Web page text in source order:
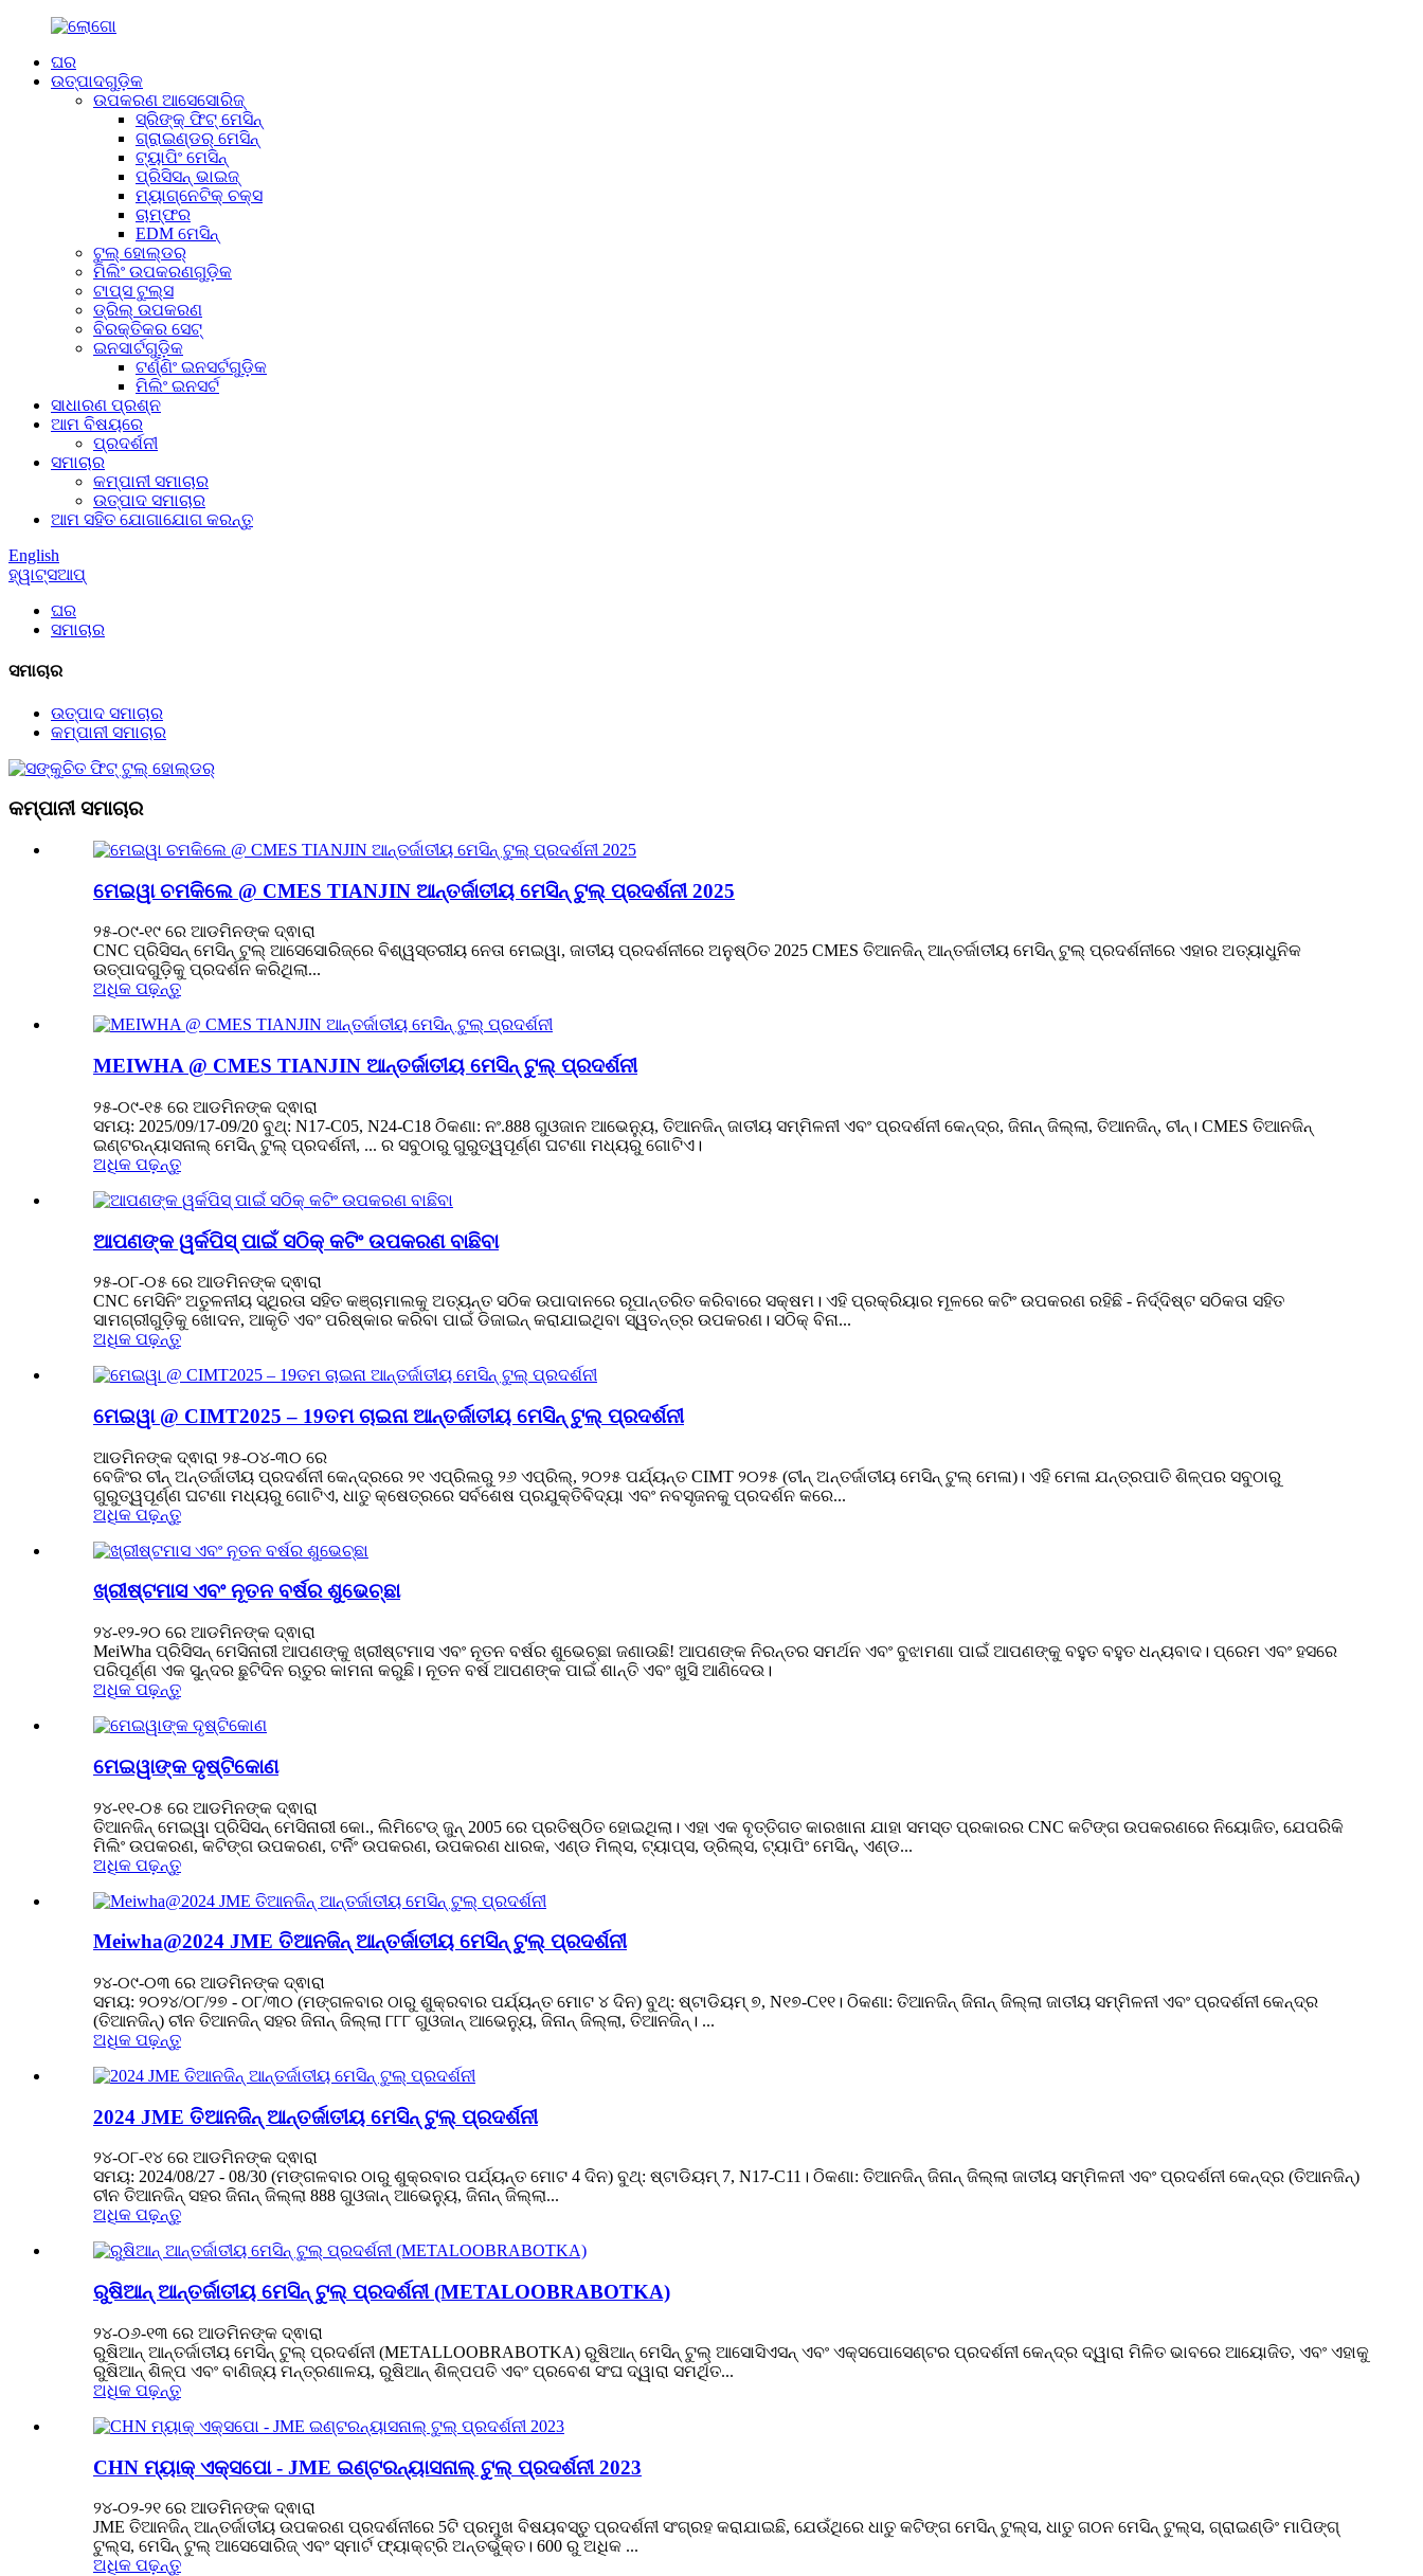
ଘର
ଉତ୍ପାଦଗୁଡ଼ିକ
ଉପକରଣ ଆସେସୋରିଜ୍
ସ୍ରିଙ୍କ୍ ଫିଟ୍ ମେସିନ୍
ଗ୍ରାଇଣ୍ଡର୍ ମେସିନ୍
ଟ୍ୟାପିଂ ମେସିନ୍
ପ୍ରିସିସନ୍ ଭାଇଜ୍
ମ୍ୟାଗ୍ନେଟିକ୍ ଚକ୍ସ
ଚାମ୍ଫର
EDM ମେସିନ୍
ଟୁଲ୍ ହୋଲ୍ଡର୍
ମିଲିଂ ଉପକରଣଗୁଡ଼ିକ
ଟାପ୍ସ ଟୁଲ୍ସ
ଡ୍ରିଲ୍ ଉପକରଣ
ବିରକ୍ତିକର ସେଟ୍
ଇନସାର୍ଟଗୁଡ଼ିକ
ଟର୍ଣ୍ଣିଂ ଇନସର୍ଟଗୁଡ଼ିକ
ମିଲିଂ ଇନସର୍ଟ
ସାଧାରଣ ପ୍ରଶ୍ନ
ଆମ ବିଷୟରେ
ପ୍ରଦର୍ଶନୀ
ସମାଚାର
କମ୍ପାନୀ ସମାଚାର
ଉତ୍ପାଦ ସମାଚାର
ଆମ ସହିତ ଯୋଗାଯୋଗ କରନ୍ତୁ
English
ହ୍ୱାଟ୍ସଆପ୍
ଘର
ସମାଚାର
ସମାଚାର
ଉତ୍ପାଦ ସମାଚାର
କମ୍ପାନୀ ସମାଚାର
କମ୍ପାନୀ ସମାଚାର
ମେଇୱା ଚମକିଲେ @ CMES TIANJIN ଆନ୍ତର୍ଜାତୀୟ ମେସିନ୍ ଟୁଲ୍ ପ୍ରଦର୍ଶନୀ 2025
୨୫-୦୯-୧୯ ରେ ଆଡମିନଙ୍କ ଦ୍ଵାରା
CNC ପ୍ରିସିସନ୍ ମେସିନ୍ ଟୁଲ୍ ଆସେସୋରିଜ୍‌ରେ ବିଶ୍ୱସ୍ତରୀୟ ନେତା ମେଇୱା, ଜାତୀୟ ପ୍ରଦର୍ଶନୀରେ ଅନୁଷ୍ଠିତ 2025 CMES ତିଆନଜିନ୍ ଆନ୍ତର୍ଜାତୀୟ ମେସିନ୍ ଟୁଲ୍ ପ୍ରଦର୍ଶନୀରେ ଏହାର ଅତ୍ୟାଧୁନିକ
ଉତ୍ପାଦଗୁଡ଼ିକୁ ପ୍ରଦର୍ଶନ କରିଥିଲା...
ଅଧିକ ପଢ଼ନ୍ତୁ
MEIWHA @ CMES TIANJIN ଆନ୍ତର୍ଜାତୀୟ ମେସିନ୍ ଟୁଲ୍ ପ୍ରଦର୍ଶନୀ
୨୫-୦୯-୧୫ ରେ ଆଡମିନଙ୍କ ଦ୍ଵାରା
ସମୟ: 2025/09/17-09/20 ବୁଥ୍: N17-C05, N24-C18 ଠିକଣା: ନଂ.888 ଗୁଓଜାନ ଆଭେନ୍ୟୁ, ତିଆନଜିନ୍ ଜାତୀୟ ସମ୍ମିଳନୀ ଏବଂ ପ୍ରଦର୍ଶନୀ କେନ୍ଦ୍ର, ଜିନାନ୍ ଜିଲ୍ଲା, ତିଆନଜିନ୍, ଚୀନ୍। CMES ତିଆନଜିନ୍
ଇଣ୍ଟରନ୍ୟାସନାଲ୍ ମେସିନ୍ ଟୁଲ୍ ପ୍ରଦର୍ଶନୀ, ... ର ସବୁଠାରୁ ଗୁରୁତ୍ୱପୂର୍ଣ୍ଣ ଘଟଣା ମଧ୍ୟରୁ ଗୋଟିଏ।
ଅଧିକ ପଢ଼ନ୍ତୁ
ଆପଣଙ୍କ ୱର୍କପିସ୍ ପାଇଁ ସଠିକ୍ କଟିଂ ଉପକରଣ ବାଛିବା
୨୫-୦୮-୦୫ ରେ ଆଡମିନଙ୍କ ଦ୍ଵାରା
CNC ମେସିନିଂ ଅତୁଳନୀୟ ସ୍ଥିରତା ସହିତ କଞ୍ଚାମାଲକୁ ଅତ୍ୟନ୍ତ ସଠିକ ଉପାଦାନରେ ରୂପାନ୍ତରିତ କରିବାରେ ସକ୍ଷମ। ଏହି ପ୍ରକ୍ରିୟାର ମୂଳରେ କଟିଂ ଉପକରଣ ରହିଛି - ନିର୍ଦ୍ଦିଷ୍ଟ ସଠିକତା ସହିତ
ସାମଗ୍ରୀଗୁଡ଼ିକୁ ଖୋଦନ, ଆକୃତି ଏବଂ ପରିଷ୍କାର କରିବା ପାଇଁ ଡିଜାଇନ୍ କରାଯାଇଥିବା ସ୍ୱତନ୍ତ୍ର ଉପକରଣ। ସଠିକ୍ ବିନା...
ଅଧିକ ପଢ଼ନ୍ତୁ
ମେଇୱା @ CIMT2025 – 19ତମ ଚାଇନା ଆନ୍ତର୍ଜାତୀୟ ମେସିନ୍ ଟୁଲ୍ ପ୍ରଦର୍ଶନୀ
ଆଡମିନଙ୍କ ଦ୍ଵାରା ୨୫-୦୪-୩୦ ରେ
ବେଜିଂର ଚୀନ୍ ଅନ୍ତର୍ଜାତୀୟ ପ୍ରଦର୍ଶନୀ କେନ୍ଦ୍ରରେ ୨୧ ଏପ୍ରିଲରୁ ୨୬ ଏପ୍ରିଲ୍, ୨୦୨୫ ପର୍ଯ୍ୟନ୍ତ CIMT ୨୦୨୫ (ଚୀନ୍ ଅନ୍ତର୍ଜାତୀୟ ମେସିନ୍ ଟୁଲ୍ ମେଳା)। ଏହି ମେଳା ଯନ୍ତ୍ରପାତି ଶିଳ୍ପର ସବୁଠାରୁ
ଗୁରୁତ୍ୱପୂର୍ଣ୍ଣ ଘଟଣା ମଧ୍ୟରୁ ଗୋଟିଏ, ଧାତୁ କ୍ଷେତ୍ରରେ ସର୍ବଶେଷ ପ୍ରଯୁକ୍ତିବିଦ୍ୟା ଏବଂ ନବସୃଜନକୁ ପ୍ରଦର୍ଶନ କରେ...
ଅଧିକ ପଢ଼ନ୍ତୁ
ଖ୍ରୀଷ୍ଟମାସ ଏବଂ ନୂତନ ବର୍ଷର ଶୁଭେଚ୍ଛା
୨୪-୧୨-୨୦ ରେ ଆଡମିନଙ୍କ ଦ୍ଵାରା
MeiWha ପ୍ରିସିସନ୍ ମେସିନାରୀ ଆପଣଙ୍କୁ ଖ୍ରୀଷ୍ଟମାସ ଏବଂ ନୂତନ ବର୍ଷର ଶୁଭେଚ୍ଛା ଜଣାଉଛି! ଆପଣଙ୍କ ନିରନ୍ତର ସମର୍ଥନ ଏବଂ ବୁଝାମଣା ପାଇଁ ଆପଣଙ୍କୁ ବହୁତ ବହୁତ ଧନ୍ୟବାଦ। ପ୍ରେମ ଏବଂ ହସରେ
ପରିପୂର୍ଣ୍ଣ ଏକ ସୁନ୍ଦର ଛୁଟିଦିନ ଋତୁର କାମନା କରୁଛି। ନୂତନ ବର୍ଷ ଆପଣଙ୍କ ପାଇଁ ଶାନ୍ତି ଏବଂ ଖୁସି ଆଣିଦେଉ।
ଅଧିକ ପଢ଼ନ୍ତୁ
ମେଇୱାଙ୍କ ଦୃଷ୍ଟିକୋଣ
୨୪-୧୧-୦୫ ରେ ଆଡମିନଙ୍କ ଦ୍ଵାରା
ତିଆନଜିନ୍ ମେଇୱା ପ୍ରିସିସନ୍ ମେସିନାରୀ କୋ., ଲିମିଟେଡ୍ ଜୁନ୍ 2005 ରେ ପ୍ରତିଷ୍ଠିତ ହୋଇଥିଲା। ଏହା ଏକ ବୃତ୍ତିଗତ କାରଖାନା ଯାହା ସମସ୍ତ ପ୍ରକାରର CNC କଟିଙ୍ଗ ଉପକରଣରେ ନିୟୋଜିତ, ଯେପରିକି
ମିଲିଂ ଉପକରଣ, କଟିଙ୍ଗ ଉପକରଣ, ଟର୍ନିଂ ଉପକରଣ, ଉପକରଣ ଧାରକ, ଏଣ୍ଡ ମିଲ୍ସ, ଟ୍ୟାପ୍ସ, ଡ୍ରିଲ୍ସ, ଟ୍ୟାପିଂ ମେସିନ୍, ଏଣ୍ଡ...
ଅଧିକ ପଢ଼ନ୍ତୁ
Meiwha@2024 JME ତିଆନଜିନ୍ ଆନ୍ତର୍ଜାତୀୟ ମେସିନ୍ ଟୁଲ୍ ପ୍ରଦର୍ଶନୀ
୨୪-୦୯-୦୩ ରେ ଆଡମିନଙ୍କ ଦ୍ଵାରା
ସମୟ: ୨୦୨୪/୦୮/୨୭ - ୦୮/୩୦ (ମଙ୍ଗଳବାର ଠାରୁ ଶୁକ୍ରବାର ପର୍ଯ୍ୟନ୍ତ ମୋଟ ୪ ଦିନ) ବୁଥ୍: ଷ୍ଟାଡିୟମ୍ ୭, N୧୭-C୧୧। ଠିକଣା: ତିଆନଜିନ୍ ଜିନାନ୍ ଜିଲ୍ଲା ଜାତୀୟ ସମ୍ମିଳନୀ ଏବଂ ପ୍ରଦର୍ଶନୀ କେନ୍ଦ୍ର
(ତିଆନଜିନ୍) ଚୀନ ତିଆନଜିନ୍ ସହର ଜିନାନ୍ ଜିଲ୍ଲା ୮୮୮ ଗୁଓଜାନ୍ ଆଭେନ୍ୟୁ, ଜିନାନ୍ ଜିଲ୍ଲା, ତିଆନଜିନ୍। ...
ଅଧିକ ପଢ଼ନ୍ତୁ
2024 JME ତିଆନଜିନ୍ ଆନ୍ତର୍ଜାତୀୟ ମେସିନ୍ ଟୁଲ୍ ପ୍ରଦର୍ଶନୀ
୨୪-୦୮-୧୪ ରେ ଆଡମିନଙ୍କ ଦ୍ଵାରା
ସମୟ: 2024/08/27 - 08/30 (ମଙ୍ଗଳବାର ଠାରୁ ଶୁକ୍ରବାର ପର୍ଯ୍ୟନ୍ତ ମୋଟ 4 ଦିନ) ବୁଥ୍: ଷ୍ଟାଡିୟମ୍ 7, N17-C11। ଠିକଣା: ତିଆନଜିନ୍ ଜିନାନ୍ ଜିଲ୍ଲା ଜାତୀୟ ସମ୍ମିଳନୀ ଏବଂ ପ୍ରଦର୍ଶନୀ କେନ୍ଦ୍ର (ତିଆନଜିନ୍)
ଚୀନ ତିଆନଜିନ୍ ସହର ଜିନାନ୍ ଜିଲ୍ଲା 888 ଗୁଓଜାନ୍ ଆଭେନ୍ୟୁ, ଜିନାନ୍ ଜିଲ୍ଲା...
ଅଧିକ ପଢ଼ନ୍ତୁ
ରୁଷିଆନ୍ ଆନ୍ତର୍ଜାତୀୟ ମେସିନ୍ ଟୁଲ୍ ପ୍ରଦର୍ଶନୀ (METALOOBRABOTKA)
୨୪-୦୬-୧୩ ରେ ଆଡମିନଙ୍କ ଦ୍ଵାରା
ରୁଷିଆନ୍ ଆନ୍ତର୍ଜାତୀୟ ମେସିନ୍ ଟୁଲ୍ ପ୍ରଦର୍ଶନୀ (METALLOOBRABOTKA) ରୁଷିଆନ୍ ମେସିନ୍ ଟୁଲ୍ ଆସୋସିଏସନ୍ ଏବଂ ଏକ୍ସପୋସେଣ୍ଟର ପ୍ରଦର୍ଶନୀ କେନ୍ଦ୍ର ଦ୍ୱାରା ମିଳିତ ଭାବରେ ଆୟୋଜିତ, ଏବଂ ଏହାକୁ
ରୁଷିଆନ୍ ଶିଳ୍ପ ଏବଂ ବାଣିଜ୍ୟ ମନ୍ତ୍ରଣାଳୟ, ରୁଷିଆନ୍ ଶିଳ୍ପପତି ଏବଂ ପ୍ରବେଶ ସଂଘ ଦ୍ୱାରା ସମର୍ଥିତ...
ଅଧିକ ପଢ଼ନ୍ତୁ
CHN ମ୍ୟାକ୍ ଏକ୍ସପୋ - JME ଇଣ୍ଟରନ୍ୟାସନାଲ୍ ଟୁଲ୍ ପ୍ରଦର୍ଶନୀ 2023
୨୪-୦୨-୨୧ ରେ ଆଡମିନଙ୍କ ଦ୍ଵାରା
JME ତିଆନଜିନ୍ ଆନ୍ତର୍ଜାତୀୟ ଉପକରଣ ପ୍ରଦର୍ଶନୀରେ 5ଟି ପ୍ରମୁଖ ବିଷୟବସ୍ତୁ ପ୍ରଦର୍ଶନୀ ସଂଗ୍ରହ କରାଯାଇଛି, ଯେଉଁଥିରେ ଧାତୁ କଟିଙ୍ଗ ମେସିନ୍ ଟୁଲ୍ସ, ଧାତୁ ଗଠନ ମେସିନ୍ ଟୁଲ୍ସ, ଗ୍ରାଇଣ୍ଡିଂ ମାପିଙ୍ଗ୍
ଟୁଲ୍ସ, ମେସିନ୍ ଟୁଲ୍ ଆସେସୋରିଜ୍ ଏବଂ ସ୍ମାର୍ଟ ଫ୍ୟାକ୍ଟ୍ରି ଅନ୍ତର୍ଭୁକ୍ତ। 600 ରୁ ଅଧିକ ...
ଅଧିକ ପଢ଼ନ୍ତୁ